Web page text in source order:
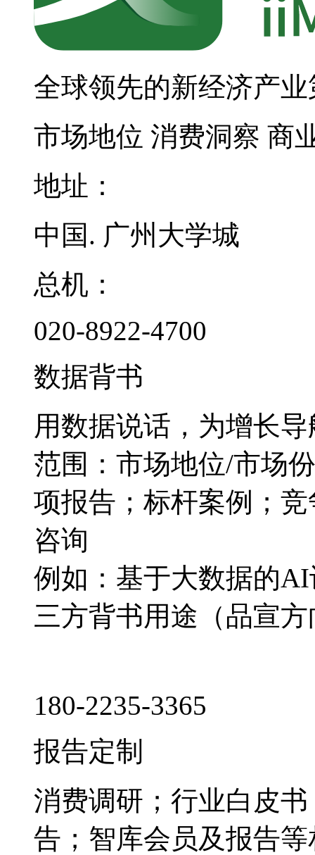
全球领先的新经济产
市场地位 消费洞察 商
地址：
中国. 广州大学城
总机：
020-8922-4700
数据背书
用数据说话，为增长导
范围：市场地位/市场
项报告；标杆案例；
咨询
例如：基于大数据的
三方背书用途（品宣
180-2235-3365
报告定制
消费调研；行业白皮
告；智库会员及报告